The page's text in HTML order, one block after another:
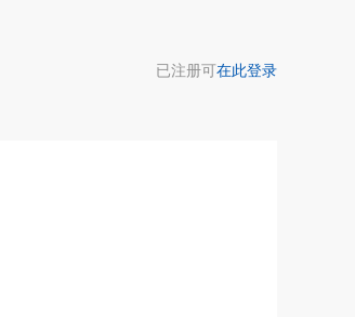
已注册可在此登录